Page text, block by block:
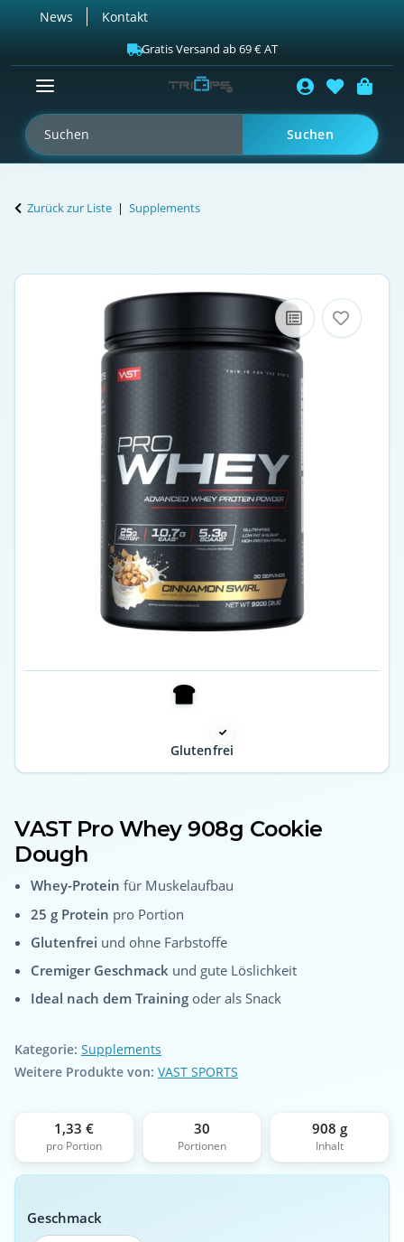
News Kontakt
Gratis Versand ab 69 € AT
Suchen
Zurück zur Liste Supplements
Glutenfrei
VAST Pro Whey 908g Cookie
Dough
Whey-Protein für Muskelaufbau
25 g Protein pro Portion
Glutenfrei und ohne Farbstoffe
Cremiger Geschmack und gute Löslichkeit
Ideal nach dem Training oder als Snack
Kategorie: Supplements
Weitere Produkte von: VAST SPORTS
1,33 €
pro Portion
30
Portionen
908 g
Inhalt
Geschmack